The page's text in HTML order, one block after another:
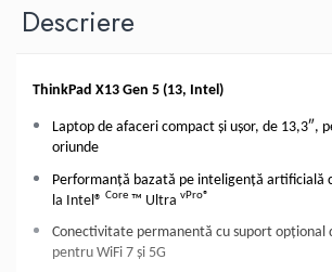
Descriere
ThinkPad X13 Gen 5 (13, Intel)
Laptop de afaceri compact și ușor, de 13,3″,
oriunde
Performanță bazată pe inteligență artificială
la Intel® Core ™ Ultra vPro®
Conectivitate permanentă cu suport opțional
pentru WiFi 7 și 5G